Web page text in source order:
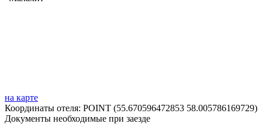
на карте
Координаты отеля: POINT (55.670596472853 58.005786169729)
Документы необходимые при заезде